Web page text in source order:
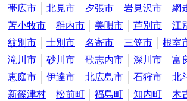
帯広市
北見市 夕張市 岩見沢市 網
苫小牧市
稚内市 美唄市 芦別市 江
紋別市
士別市 名寄市 三笠市 根室
滝川市
砂川市 歌志内市 深川市 富
恵庭市
伊達市 北広島市 石狩市 北
新篠津村
松前町 福島町 知内町 木